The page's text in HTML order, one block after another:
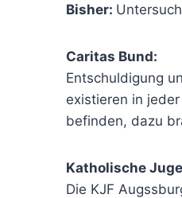
Bisher:
Caritas Bund:
Entschuldigung
existieren in
befinden, dazu
Katholische
Die KJF